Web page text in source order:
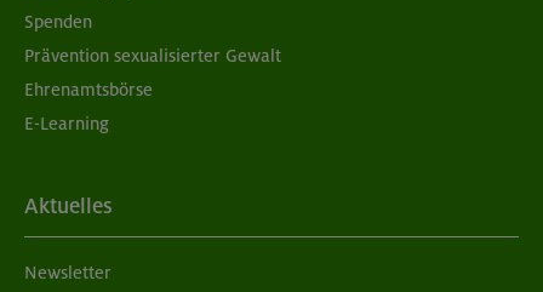
Spenden
Prävention sexualisierter Gewalt
Ehrenamtsbörse
E-Learning
Aktuelles
Newsletter